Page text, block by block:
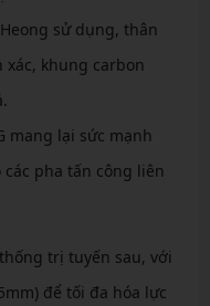
sử dụng, thân
khung carbon
mang lại sức mạnh
pha tấn công liên
trị tuyến sau, với
để tối đa hóa lực